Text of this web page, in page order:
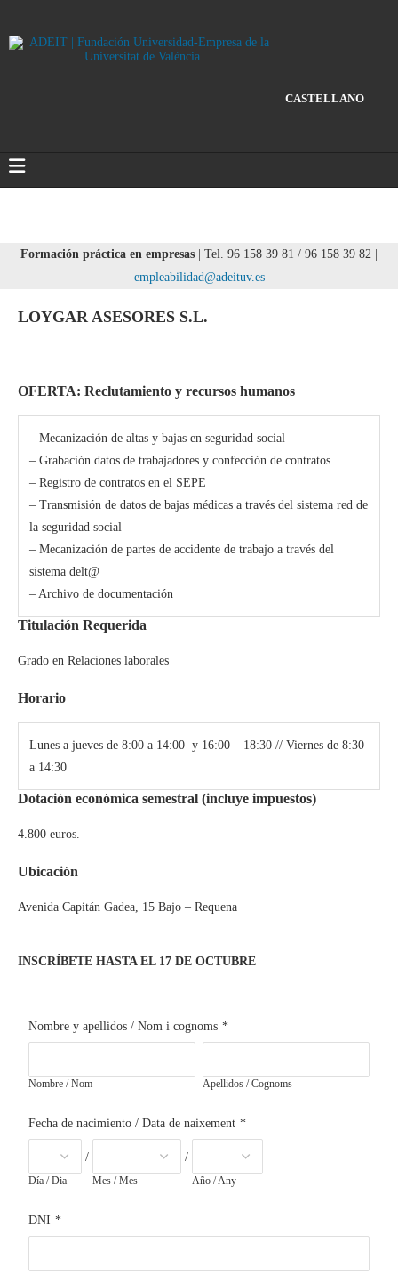
CASTELLANO
Formación práctica en empresas | Tel. 96 158 39 81 / 96 158 39 82 |
empleabilidad@adeituv.es
LOYGAR ASESORES S.L.
OFERTA: Reclutamiento y recursos humanos
– Mecanización de altas y bajas en seguridad social
– Grabación datos de trabajadores y confección de contratos
– Registro de contratos en el SEPE
– Transmisión de datos de bajas médicas a través del sistema red de
la seguridad social
– Mecanización de partes de accidente de trabajo a través del
sistema delt@
– Archivo de documentación
Titulación Requerida
Grado en Relaciones laborales
Horario
Lunes a jueves de 8:00 a 14:00 y 16:00 – 18:30 // Viernes de 8:30
a 14:30
Dotación económica semestral (incluye impuestos)
4.800 euros.
Ubicación
Avenida Capitán Gadea, 15 Bajo – Requena
INSCRÍBETE HASTA EL 17 DE OCTUBRE
Nombre y apellidos / Nom i cognoms *
Nombre / Nom Apellidos / Cognoms
Fecha de nacimiento / Data de naixement *
Día / Dia
/
Mes / Mes
/
Año / Any
DNI *